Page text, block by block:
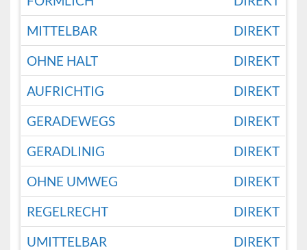
MITTELBAR
DIREKT
OHNE HALT
DIREKT
AUFRICHTIG
DIREKT
GERADEWEGS
DIREKT
GERADLINIG
DIREKT
OHNE UMWEG
DIREKT
REGELRECHT
DIREKT
UMITTELBAR
DIREKT